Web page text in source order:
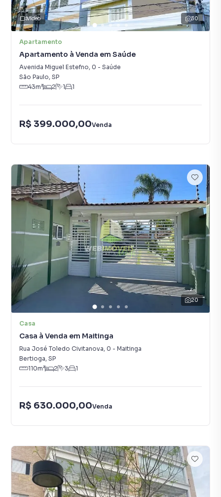
30
Vídeo
Apartamento
Apartamento à Venda em Saúde
Avenida Miguel Estefno, 0 - Saúde
São Paulo, SP
43m² 2 1 1
R$ 399.000,00Venda
20
Casa
Casa à Venda em Maitinga
Rua José Toledo Civitanova, 0 - Maitinga
Bertioga, SP
110m² 2 3 1
R$ 630.000,00Venda